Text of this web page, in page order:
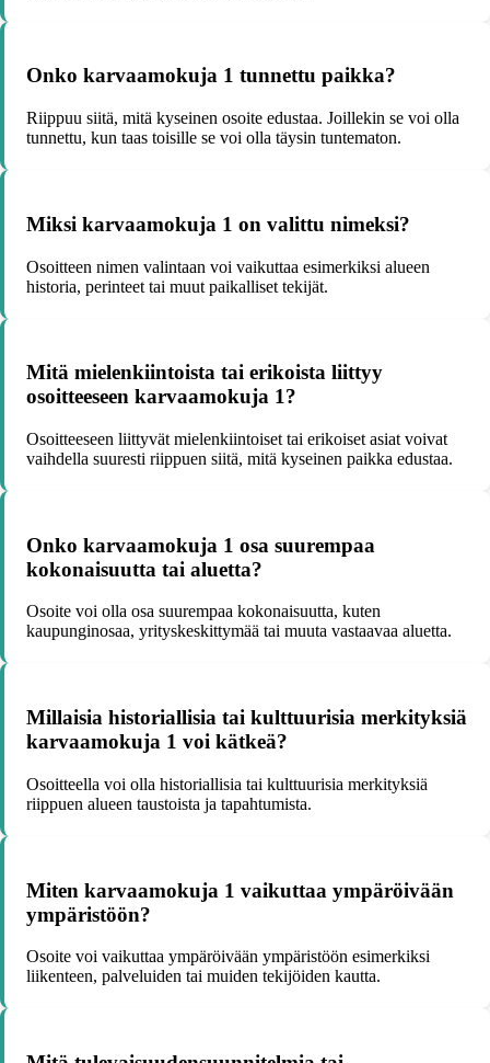
Onko karvaamokuja 1 tunnettu paikka?
Riippuu siitä, mitä kyseinen osoite edustaa. Joillekin se voi olla
tunnettu, kun taas toisille se voi olla täysin tuntematon.
Miksi karvaamokuja 1 on valittu nimeksi?
Osoitteen nimen valintaan voi vaikuttaa esimerkiksi alueen
historia, perinteet tai muut paikalliset tekijät.
Mitä mielenkiintoista tai erikoista liittyy
osoitteeseen karvaamokuja 1?
Osoitteeseen liittyvät mielenkiintoiset tai erikoiset asiat voivat
vaihdella suuresti riippuen siitä, mitä kyseinen paikka edustaa.
Onko karvaamokuja 1 osa suurempaa
kokonaisuutta tai aluetta?
Osoite voi olla osa suurempaa kokonaisuutta, kuten
kaupunginosaa, yrityskeskittymää tai muuta vastaavaa aluetta.
Millaisia historiallisia tai kulttuurisia merkityksiä
karvaamokuja 1 voi kätkeä?
Osoitteella voi olla historiallisia tai kulttuurisia merkityksiä
riippuen alueen taustoista ja tapahtumista.
Miten karvaamokuja 1 vaikuttaa ympäröivään
ympäristöön?
Osoite voi vaikuttaa ympäröivään ympäristöön esimerkiksi
liikenteen, palveluiden tai muiden tekijöiden kautta.